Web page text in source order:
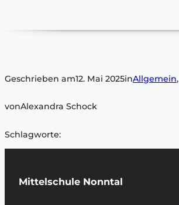
Geschrieben am12. Mai 2025inAllgemein,
vonAlexandra Schock
Schlagworte:
Mittelschule Nonntal